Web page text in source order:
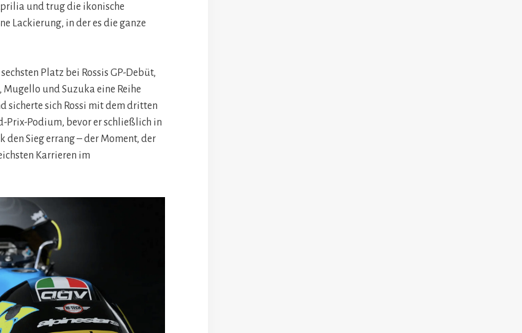
und trug die ikonische
Lackierung, in der es die ganze
Platz bei Rossis GP-Debüt,
Mugello und Suzuka eine Reihe
sicherte sich Rossi mit dem dritten
Prix-Podium, bevor er schließlich in
den Sieg errang – der Moment, der
Karrieren im